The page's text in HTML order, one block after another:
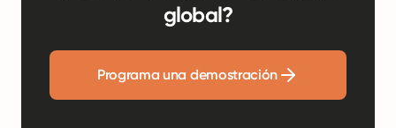
global?
Programa una demostración